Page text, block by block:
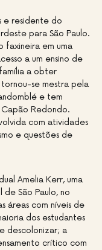
e residente do
para São Paulo.
faxineira em uma
a um ensino de
a obter
se mestra pela
e tem
Redondo.
com atividades
e questões de
Amelia Kerr, uma
São Paulo, no
áreas com níveis de
dos estudantes
descolonizar; a
crítico com